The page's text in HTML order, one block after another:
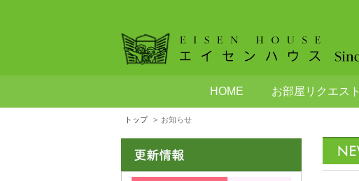
HOME お部屋リクエスト
トップ お知らせ